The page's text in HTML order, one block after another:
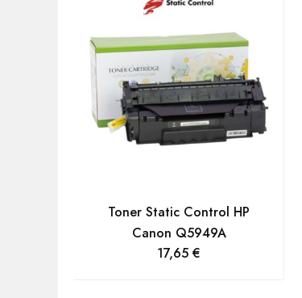
Toner Static Control HP
Canon Q5949A
17,65 €